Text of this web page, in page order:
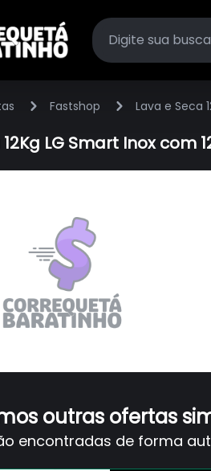
Fastshop Lava e Seca
LG Smart Inox
outras ofertas
encontradas de forma